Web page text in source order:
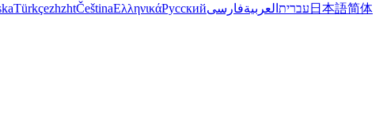
TürkçezhzhtČeštinaΕλληνικάРусский עברית العربيةفارسی 日本語简体